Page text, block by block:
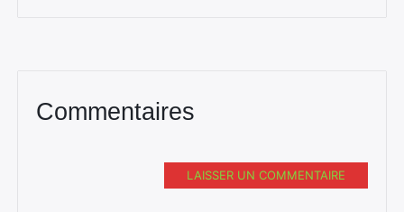
Commentaires
LAISSER UN COMMENTAIRE